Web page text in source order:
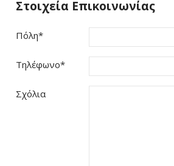
Στοιχεία Επικοινωνίας
Πόλη*
Τηλέφωνο*
Σχόλια